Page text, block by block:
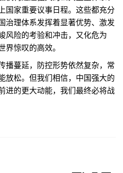
国家重要议事日程。这些都充分
治理体系发挥着显著优势、激发
风险的考验和冲击，又化危为
界惊叹的高效。
蔓延，防控形势依然复杂，常
放松。但我们相信，中国强大的
进的更大动能，我们最终必将战